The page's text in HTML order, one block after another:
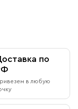
по
в любую